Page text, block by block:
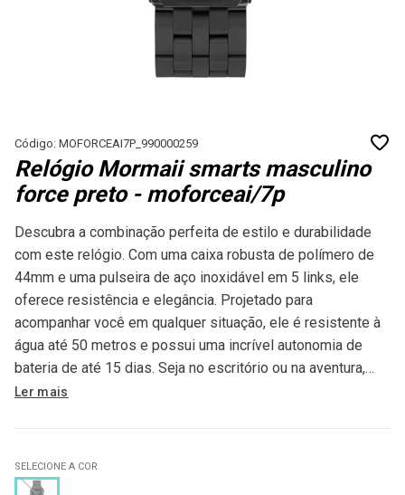
Código: MOFORCEAI7P_990000259
Relógio Mormaii smarts masculino
force preto - moforceai/7p
Descubra a combinação perfeita de estilo e durabilidade
com este relógio. Com uma caixa robusta de polímero de
44mm e uma pulseira de aço inoxidável em 5 links, ele
oferece resistência e elegância. Projetado para
acompanhar você em qualquer situação, ele é resistente à
água até 50 metros e possui uma incrível autonomia de
bateria de até 15 dias. Seja no escritório ou na aventura,
este relógio está pronto para qualquer desafio.
Ler mais
SELECIONE A COR